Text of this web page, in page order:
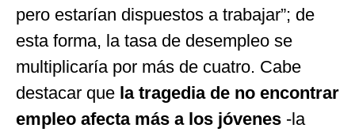
pero estarían dispuestos a trabajar”; de
esta forma, la tasa de desempleo se
multiplicaría por más de cuatro. Cabe
destacar que la tragedia de no encontrar
empleo afecta más a los jóvenes -la